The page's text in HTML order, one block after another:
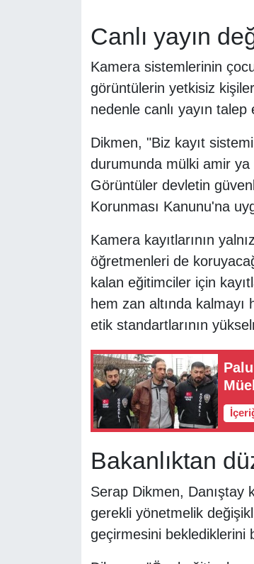
Canlı yayın
Kamera sistemlerinin
görüntülerin yetkisiz
nedenle canlı yayın
Dikmen, "Biz kayıt
durumunda mülki amir
Görüntüler devletin
Korunması Kanunu'na
Kamera kayıtlarının
öğretmenleri de
kalan eğitimciler için
hem zan altında
etik standartlarının
Bakanlıktan
Serap Dikmen, Danıştay
gerekli yönetmelik
geçirmesini beklediklerini